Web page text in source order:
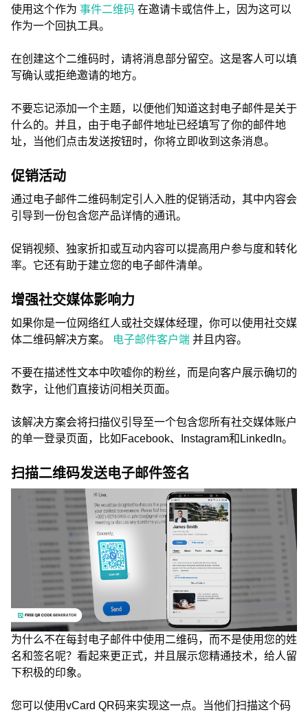
使用这个作为 事件二维码 在邀请卡或信件上，因为这可以
作为一个回执工具。
在创建这个二维码时，请将消息部分留空。这是客人可以填
写确认或拒绝邀请的地方。
不要忘记添加一个主题，以便他们知道这封电子邮件是关于
什么的。并且，由于电子邮件地址已经填写了你的邮件地
址，当他们点击发送按钮时，你将立即收到这条消息。
促销活动
通过电子邮件二维码制定引人入胜的促销活动，其中内容会
引导到一份包含您产品详情的通讯。
促销视频、独家折扣或互动内容可以提高用户参与度和转化
率。它还有助于建立您的电子邮件清单。
增强社交媒体影响力
如果你是一位网络红人或社交媒体经理，你可以使用社交媒
体二维码解决方案。
电子邮件客户端 并且内容。
不要在描述性文本中吹嘘你的粉丝，而是向客户展示确切的
数字，让他们直接访问相关页面。
该解决方案会将扫描仪引导至一个包含您所有社交媒体账户
的单一登录页面，比如Facebook、Instagram和LinkedIn。
扫描二维码发送电子邮件签名
为什么不在每封电子邮件中使用二维码，而不是使用您的姓
名和签名呢？看起来更正式，并且展示您精通技术，给人留
下积极的印象。
您可以使用vCard QR码来实现这一点。当他们扫描这个码